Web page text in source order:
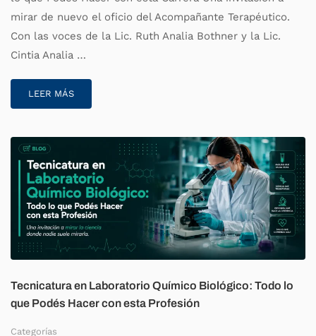
mirar de nuevo el oficio del Acompañante Terapéutico.
Con las voces de la Lic. Ruth Analia Bothner y la Lic.
Cintia Analia …
LEER MÁS
Tecnicatura en Laboratorio Químico Biológico: Todo lo
que Podés Hacer con esta Profesión
Categorías